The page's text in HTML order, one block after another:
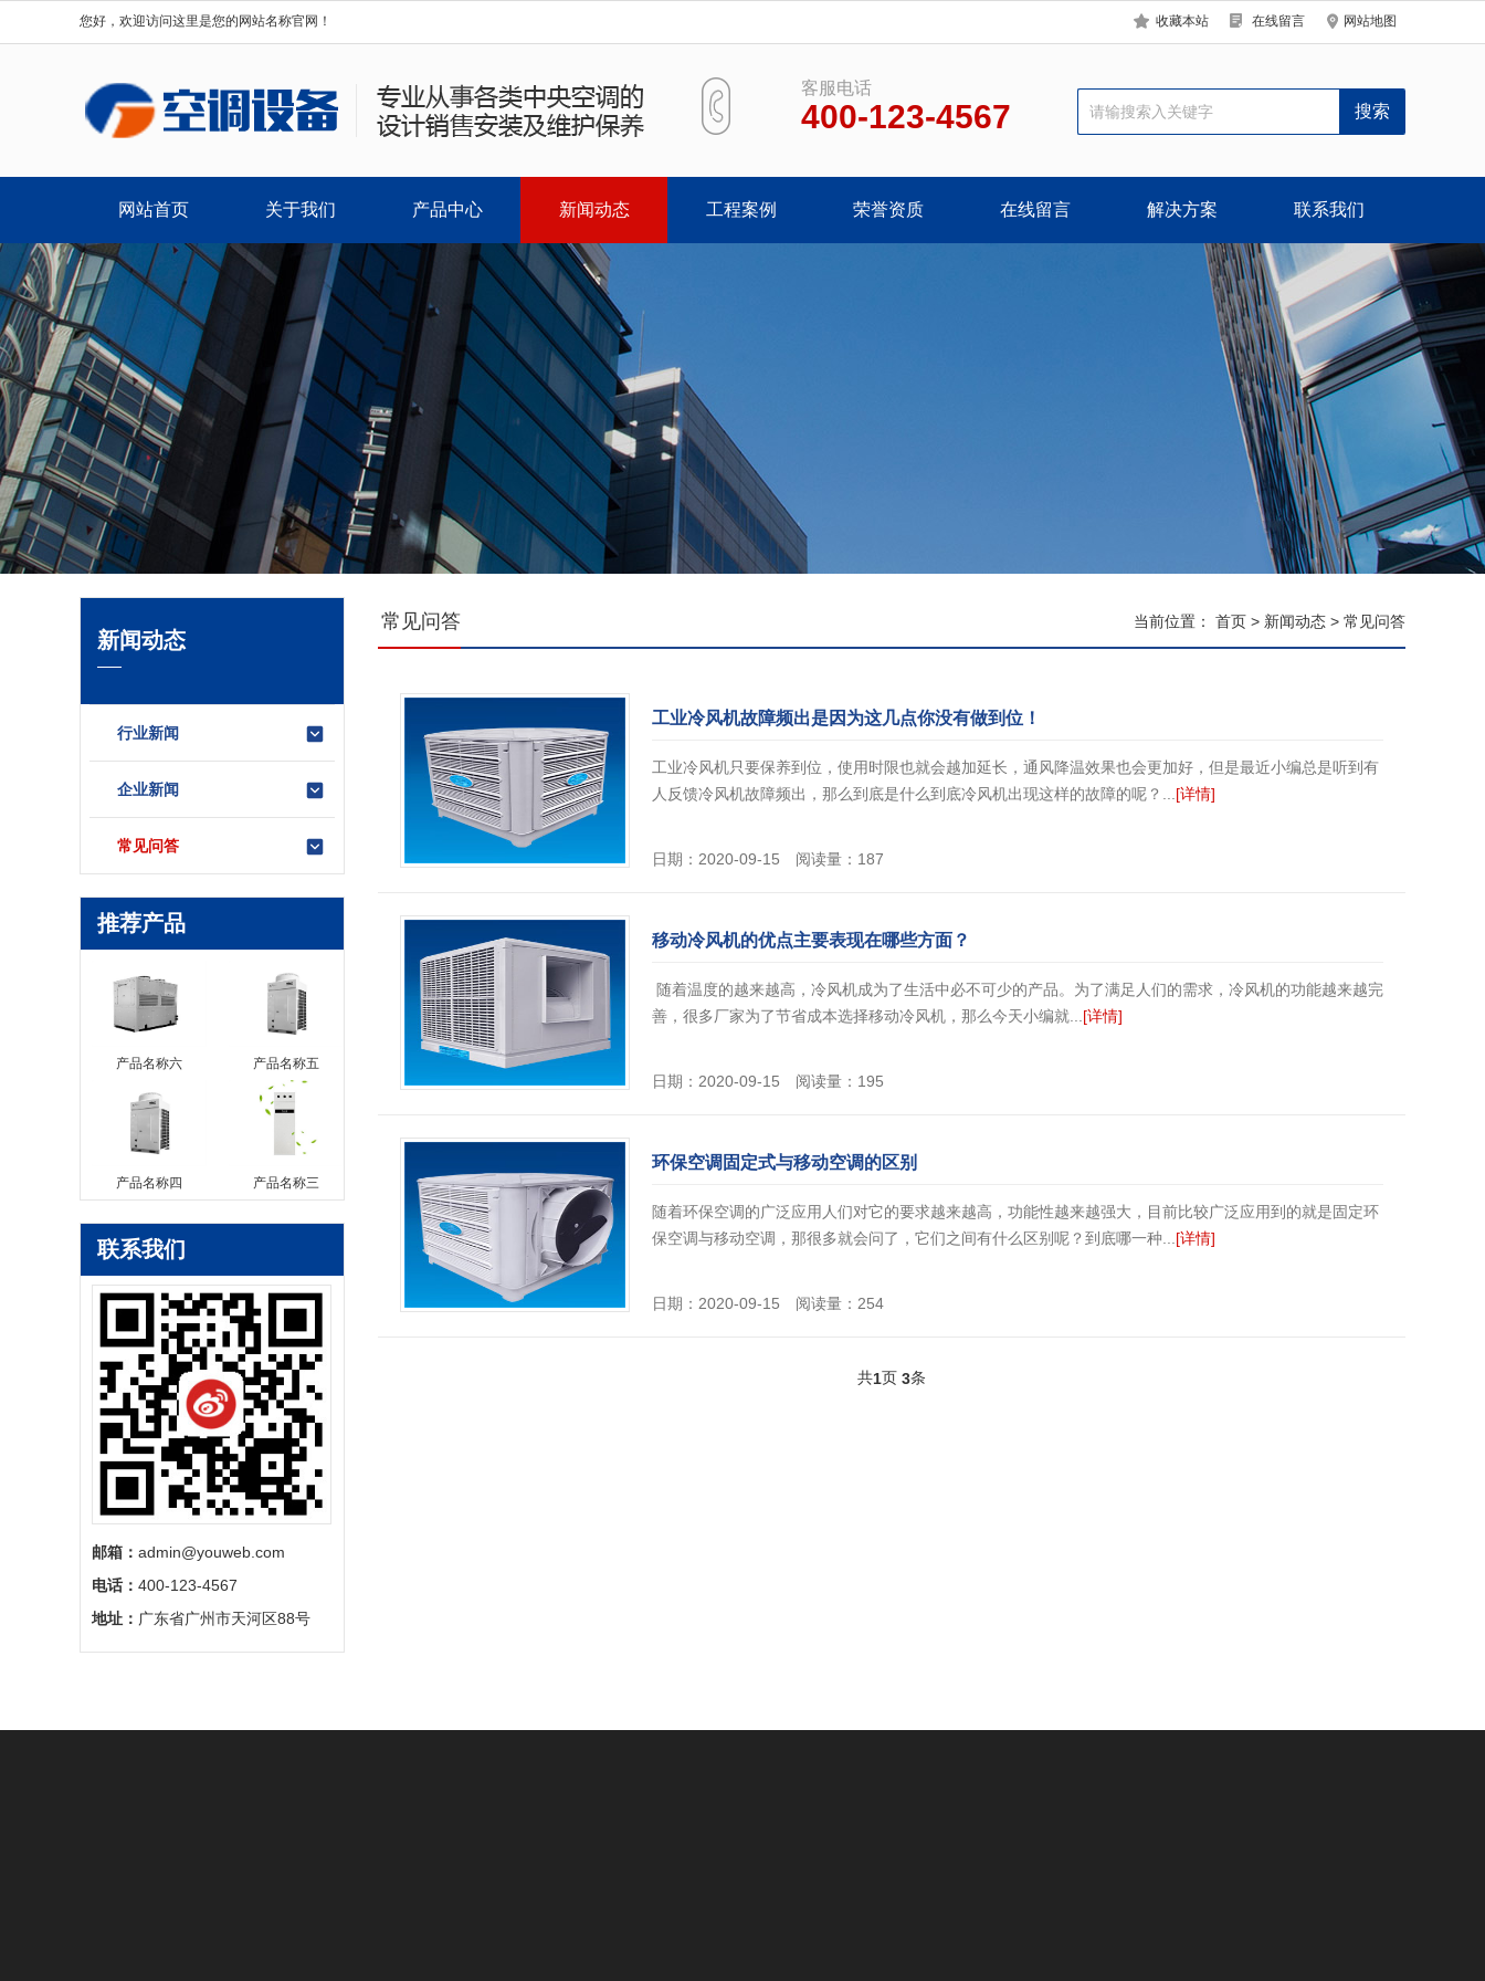
您好，欢迎访问这里是您的网站名称官网！ 收藏本站 在线留言 网站地图
客服电话
400-123-4567
网站首页 关于我们 产品中心 新闻动态 工程案例 荣誉资质 在线留言 解决方案 联系我们
新闻动态
行业新闻
企业新闻
常见问答
推荐产品
产品名称六 产品名称五
产品名称四 产品名称三
联系我们
邮箱： admin@youweb.com
电话： 400-123-4567
地址： 广东省广州市天河区88号
当前位置： 首页 > 新闻动态 > 常见问答
常见问答
工业冷风机故障频出是因为这几点你没有做到位！
工业冷风机只要保养到位，使用时限也就会越加延长，通风降温效果也会更加好，但是最近小编总是听到有
人反馈冷风机故障频出，那么到底是什么到底冷风机出现这样的故障的呢？... [详情]
日期：2020-09-15 阅读量：187
移动冷风机的优点主要表现在哪些方面？
随着温度的越来越高，冷风机成为了生活中必不可少的产品。为了满足人们的需求，冷风机的功能越来越完
善，很多厂家为了节省成本选择移动冷风机，那么今天小编就... [详情]
日期：2020-09-15 阅读量：195
环保空调固定式与移动空调的区别
随着环保空调的广泛应用人们对它的要求越来越高，功能性越来越强大，目前比较广泛应用到的就是固定环
保空调与移动空调，那很多就会问了，它们之间有什么区别呢？到底哪一种... [详情]
日期：2020-09-15 阅读量：254
共1页 3条